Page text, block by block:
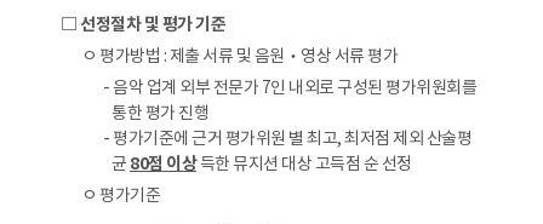
□ 선정절차 및 평가 기준
ㅇ 평가방법 : 제출 서류 및 음원‧영상 서류 평가
- 음악 업계 외부 전문가 7인 내외로 구성된 평가위원회를
통한 평가 진행
- 평가기준에 근거 평가위원 별 최고, 최저점 제외 산술평
균 80점 이상득한 뮤지션 대상 고득점 순 선정
ㅇ 평가기준